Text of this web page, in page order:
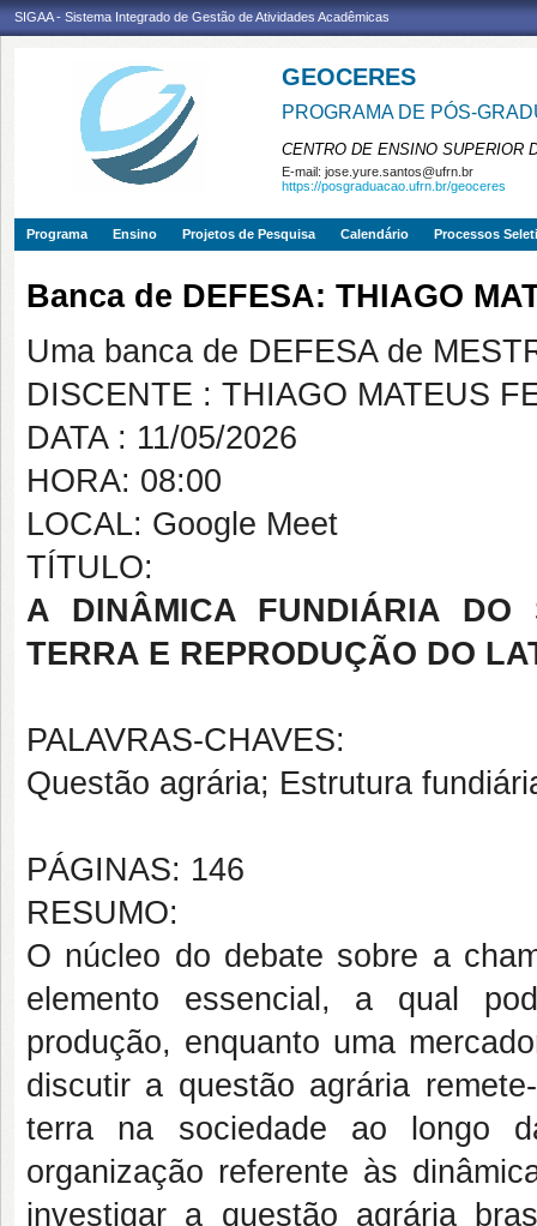
SIGAA - Sistema Integrado de Gestão de Atividades Acadêmicas
GEOCERES
PROGRAMA DE PÓS-
CENTRO DE ENSINO SUPERIOR
E-mail: jose.yure.santos@ufrn.br
https://posgraduacao.ufrn.br/geoceres
Programa Ensino Projetos de Pesquisa Calendário Processos
Banca de DEFESA: THIAGO
Uma banca de DEFESA de
DISCENTE : THIAGO MATEUS
DATA : 11/05/2026
HORA: 08:00
LOCAL: Google Meet
TÍTULO:
A DINÂMICA FUNDIÁRIA DO
TERRA E REPRODUÇÃO DO
PALAVRAS-CHAVES:
Questão agrária; Estrutura
PÁGINAS: 146
RESUMO:
O núcleo do debate sobre a
elemento essencial, a qual
produção, enquanto uma
discutir a questão agrária
terra na sociedade ao longo
organização referente às
investigar a questão agrária